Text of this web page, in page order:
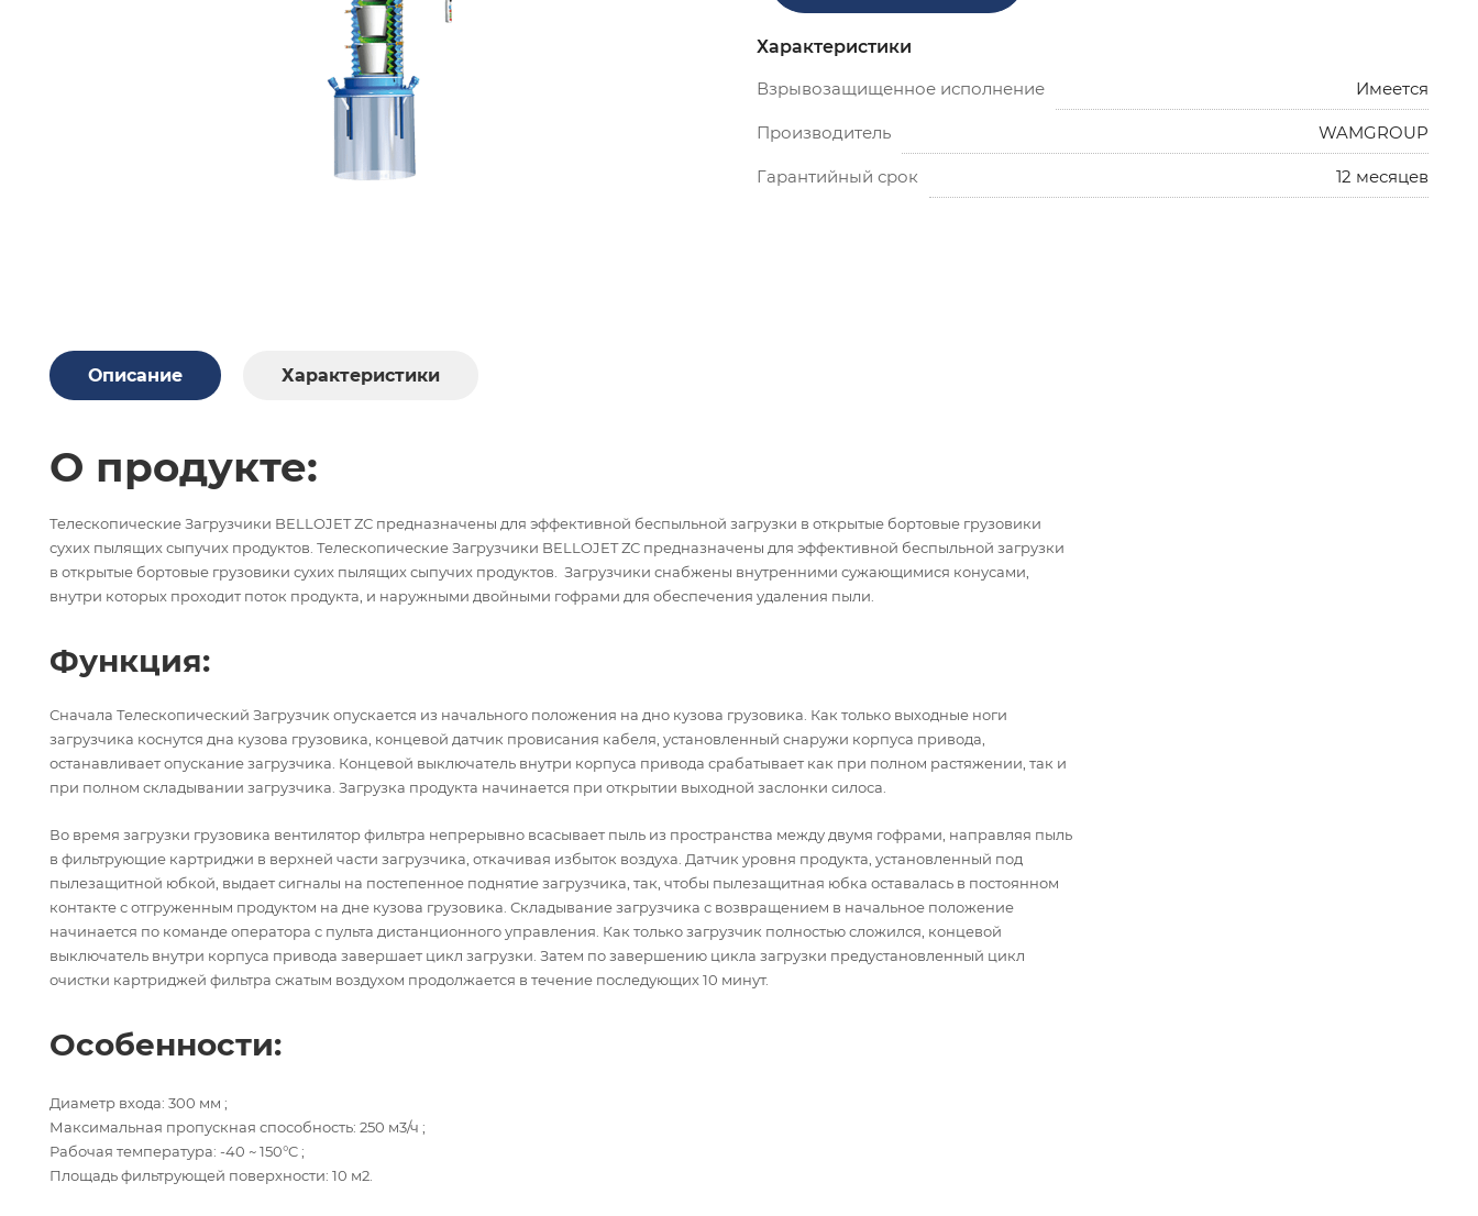
Характеристики
Взрывозащищенное исполнение
Имеется
Производитель WAMGROUP
Гарантийный срок 12 месяцев
Описание Характеристики
О продукте:
Телескопические Загрузчики BELLOJET ZС предназначены для эффективной беспыльной загрузки в открытые бортовые грузовики
сухих пылящих сыпучих продуктов. Телескопические Загрузчики BELLOJET ZС предназначены для эффективной беспыльной загрузки
в открытые бортовые грузовики сухих пылящих сыпучих продуктов. Загрузчики снабжены внутренними сужающимися конусами,
внутри которых проходит поток продукта, и наружными двойными гофрами для обеспечения удаления пыли.
Функция:
Сначала Телескопический Загрузчик опускается из начального положения на дно кузова грузовика. Как только выходные ноги
загрузчика коснутся дна кузова грузовика, концевой датчик провисания кабеля, установленный снаружи корпуса привода,
останавливает опускание загрузчика. Концевой выключатель внутри корпуса привода срабатывает как при полном растяжении, так и
при полном складывании загрузчика. Загрузка продукта начинается при открытии выходной заслонки силоса.
Во время загрузки грузовика вентилятор фильтра непрерывно всасывает пыль из пространства между двумя гофрами, направляя пыль
в фильтрующие картриджи в верхней части загрузчика, откачивая избыток воздуха. Датчик уровня продукта, установленный под
пылезащитной юбкой, выдает сигналы на постепенное поднятие загрузчика, так, чтобы пылезащитная юбка оставалась в постоянном
контакте с отгруженным продуктом на дне кузова грузовика. Складывание загрузчика с возвращением в начальное положение
начинается по команде оператора с пульта дистанционного управления. Как только загрузчик полностью сложился, концевой
выключатель внутри корпуса привода завершает цикл загрузки. Затем по завершению цикла загрузки предустановленный цикл
очистки картриджей фильтра сжатым воздухом продолжается в течение последующих 10 минут.
Особенности:
Диаметр входа: 300 мм ;
Максимальная пропускная способность: 250 м3/ч ;
Рабочая температура: -40 ~ 150°C ;
Площадь фильтрующей поверхности: 10 м2.